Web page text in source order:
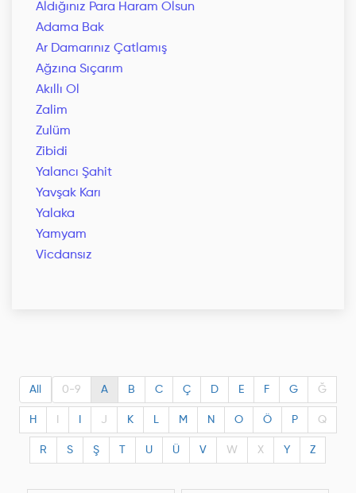
Aldığınız Para Haram Olsun
Adama Bak
Ar Damarınız Çatlamış
Ağzına Sıçarım
Akıllı Ol
Zalim
Zulüm
Zibidi
Yalancı Şahit
Yavşak Karı
Yalaka
Yamyam
Vicdansız
All 0-9 A B C Ç D E F G Ğ
H J K L M N O Ö P Q
R S Ş U Ü V W X Y Z